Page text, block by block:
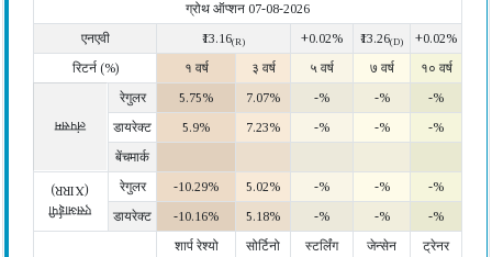
ग्रोथ ऑप्शन 07-08-2026
एनएवी
₹13.16(R) +0.02% ₹13.26(D)
+0.02%
रिटर्न (%)
१ वर्ष ३ वर्ष ५ वर्ष ७ वर्ष १० वर्ष
लंपसम
रेगुलर 5.75% 7.07% -% -%
-%
डायरेक्ट
5.9% 7.23% -% -%
-%
बेंचमार्क
एसआईपी
(XIRR) रेगुलर -10.29% 5.02% -% -%
-%
डायरेक्ट
-10.16% 5.18% -% -% -%
शार्प रेश्यो
सोर्टिनो
स्टर्लिंग
जेन्सेन
ट्रेनर